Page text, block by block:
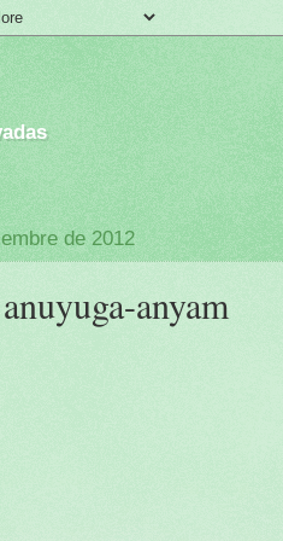
de 2012
anyam